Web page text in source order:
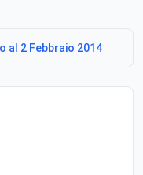
al 2 Febbraio 2014